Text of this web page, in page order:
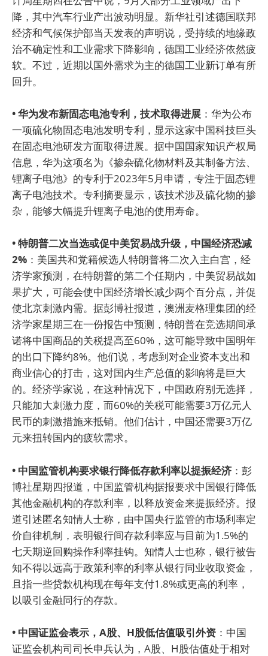
降，其中汽车行业产出波动明显。新华社引述德国联邦
经济和气候保护部当天发表的声明说，受持续的地缘政
治不确定性和工业需求下降影响，德国工业经济依然疲
软。不过，近期以国外需求为主的德国工业新订单有所
回升。
• 华为发布新固态电池专利，技术取得进展 ：华为公布
一项硫化物固态电池发明专利，显示这家中国科技巨头
在固态电池研发方面取得进展。据中国国家知识产权局
信息，华为这项名为《掺杂硫化物材料及其制备方法、
锂离子电池》的专利于2023年5月申请，专注于固态锂
离子电池技术。专利摘要显示，该技术涉及硫化物的掺
杂，能够大幅提升锂离子电池的使用寿命。
• 特朗普二次当选或促中美贸易战升级，中国经济恐减
2% ：美国共和党籍候选人特朗普将二次入主白宫，经
济学家预测，在特朗普的第二个任期内，中美贸易战如
果扩大，可能会使中国经济增长减少两个百分点，并促
使北京刺激内需。据彭博社报道，澳洲麦格理集团的经
济学家星期三在一份报告中预测，特朗普在竞选期间承
诺将中国商品的关税提高至60%，这可能导致中国明年
的出口下降约8%。他们说，考虑到对企业资本支出和
商业信心的打击，这对国内生产总值的影响将是巨大
的。经济学家说，在这种情况下，中国政府别无选择，
只能加大刺激力度，而60%的关税可能需要3万亿元人
民币的刺激措施来抵销。他们估计，中国还需要3万亿
元来扭转国内的疲软需求。
• 中国监管机构要求银行降低存款利率以提振经济 ：彭
博社星期四报道，中国监管机构据报要求中国银行降低
其他金融机构的存款利率，以释放资金来提振经济。报
道引述匿名知情人士称，由中国央行监管的市场利率定
价自律机制，表明银行间存款利率应与目前为1.5%的
七天期逆回购操作利率挂钩。知情人士也称，银行被告
知不得以远高于政策利率的利率从银行同业收取资金，
且指一些贷款机构现在每年支付1.8%或更高的利率，
以吸引金融同行的存款。
• 中国证监会表示，A股、H股低估值吸引外资 ：中国
证监会机构司司长申兵认为，A股、H股估值处于相对